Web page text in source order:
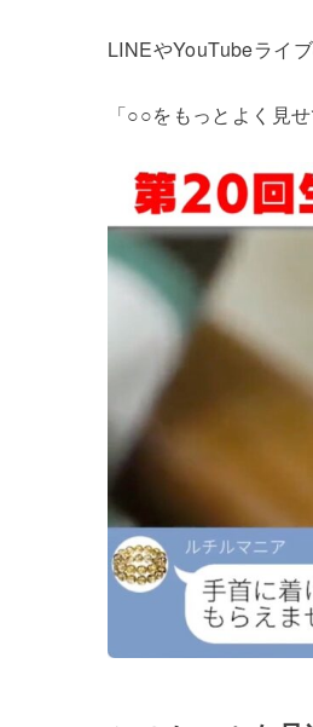
LINEやYouTubeライ
「○○をもっとよく見